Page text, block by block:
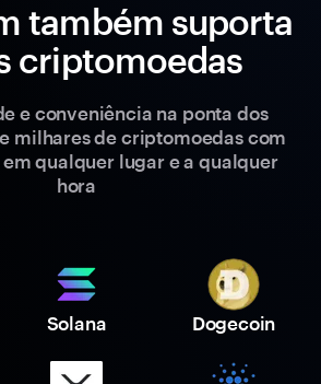
também suporta
criptomoedas
e conveniência na ponta dos
milhares de criptomoedas com
qualquer lugar e a qualquer
hora
Solana Dogecoin